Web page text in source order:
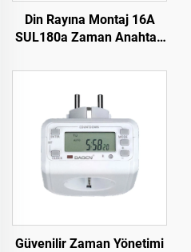
Din Rayına Montaj 16A
SUL180a Zaman Anahtarı
Stokta
Güvenilir Zaman Yönetimi